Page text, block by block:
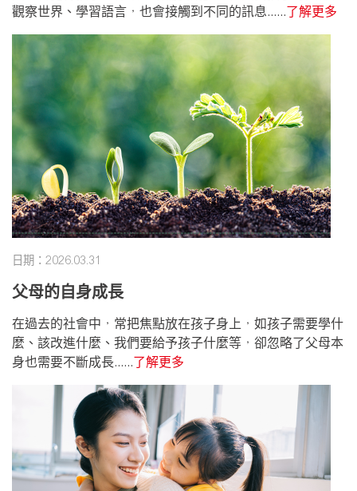
觀察世界、學習語言，也會接觸到不同的訊息......了解更多
日期：2026.03.31
父母的自身成長
在過去的社會中，常把焦點放在孩子身上，如孩子需要學什
麼、該改進什麼、我們要給予孩子什麼等，卻忽略了父母本
身也需要不斷成長......了解更多